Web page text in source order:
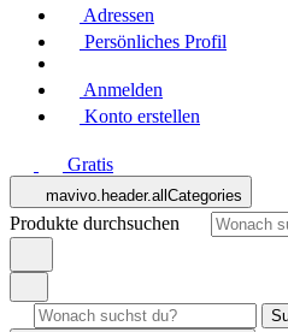
Adressen
Persönliches Profil
Anmelden
Konto erstellen
Gratis
mavivo.header.allCategories
Produkte durchsuchen